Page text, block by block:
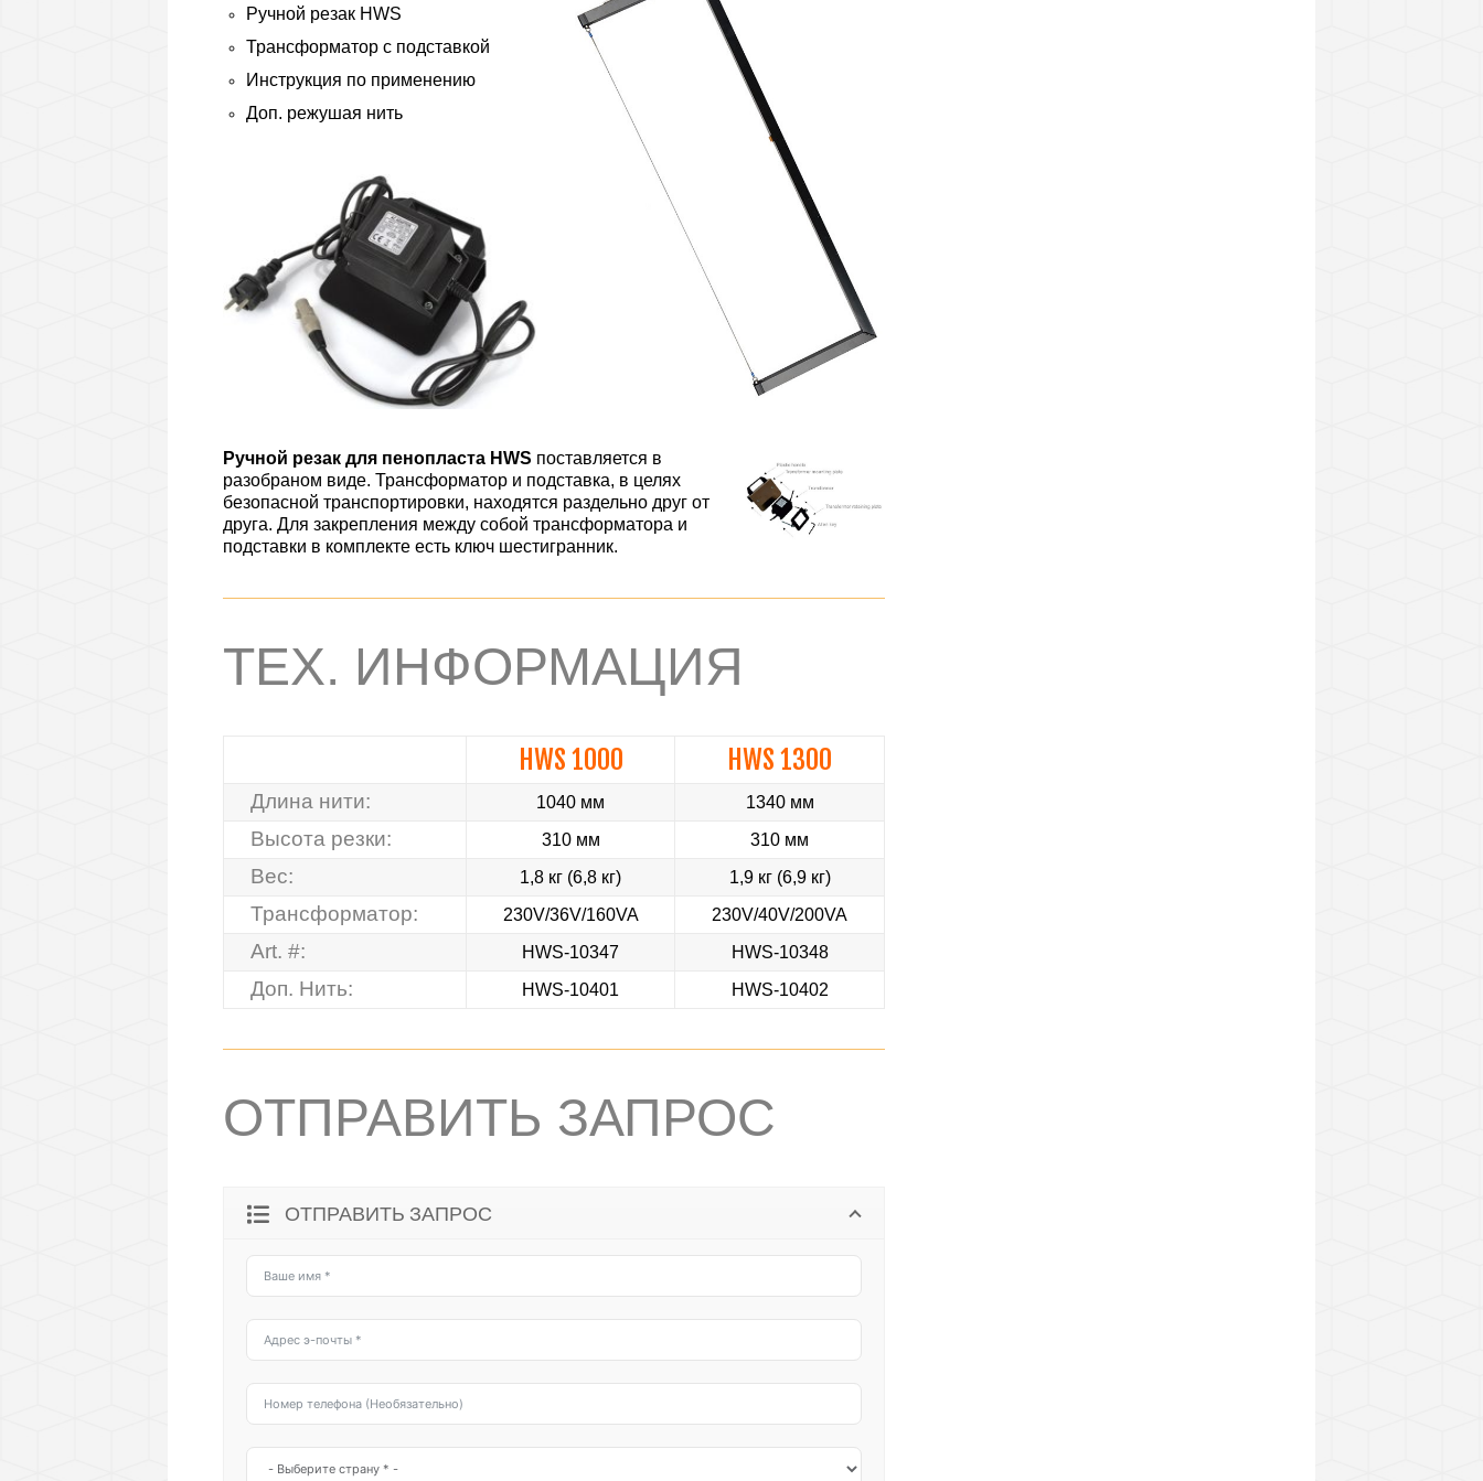
Ручной резак HWS
Трансформатор с подставкой
Инструкция по применению
Доп. режушая нить
Ручной резак для пенопласта HWS поставляется в
разобраном виде. Трансформатор и подставка, в целях
безопасной транспортировки, находятся раздельно друг от
друга. Для закрепления между собой трансформатора и
подставки в комплекте есть ключ шестигранник.
ТЕХ. ИНФОРМАЦИЯ
HWS 1000 HWS 1300
Длина нити: 1040 мм 1340 мм
Высота резки: 310 мм 310 мм
Вес: 1,8 кг (6,8 кг) 1,9 кг (6,9 кг)
Трансформатор: 230V/36V/160VA 230V/40V/200VA
Art. #: HWS-10347 HWS-10348
Доп. Нить: HWS-10401 HWS-10402
ОТПРАВИТЬ ЗАПРОС
ОТПРАВИТЬ ЗАПРОС